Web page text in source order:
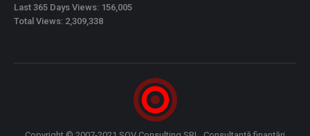
Last 365 Days Views: 156,005
Total Views: 2,309,338